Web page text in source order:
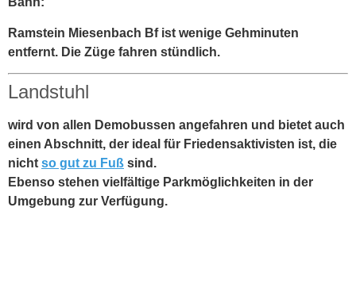
Ramstein Miesenbach Bf ist wenige Gehminuten
entfernt. Die Züge fahren stündlich.
Landstuhl
wird von allen Demobussen angefahren und bietet auch
einen Abschnitt, der ideal für Friedensaktivisten ist, die
nicht so gut zu Fuß sind.
Ebenso stehen vielfältige Parkmöglichkeiten in der
Umgebung zur Verfügung.